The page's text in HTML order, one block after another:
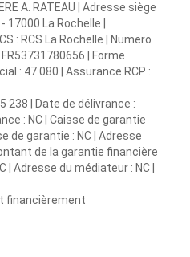
A. RATEAU | Adresse siège
La Rochelle |
: RCS La Rochelle | Numero
| Forme
: 47 080 | Assurance RCP :
238 | Date de délivrance :
: NC | Caisse de garantie
de garantie : NC | Adresse
de la garantie financière
| Adresse du médiateur : NC |
financièrement